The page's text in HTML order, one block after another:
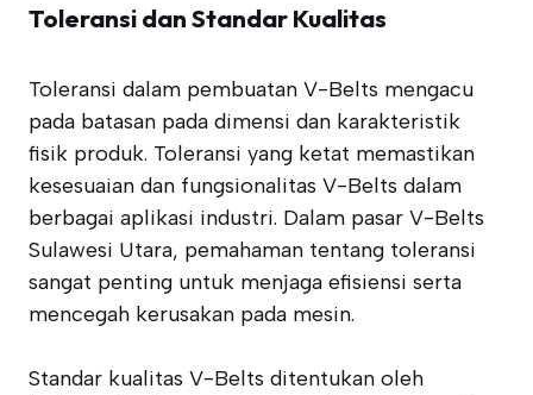
Toleransi dan Standar Kualitas
Toleransi dalam pembuatan V-Belts mengacu
pada batasan pada dimensi dan karakteristik
fisik produk. Toleransi yang ketat memastikan
kesesuaian dan fungsionalitas V-Belts dalam
berbagai aplikasi industri. Dalam pasar V-Belts
Sulawesi Utara, pemahaman tentang toleransi
sangat penting untuk menjaga efisiensi serta
mencegah kerusakan pada mesin.
Standar kualitas V-Belts ditentukan oleh